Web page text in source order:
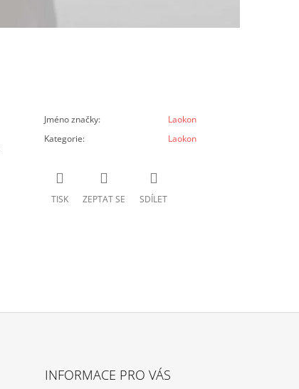
Jméno značky:
Laokon
Kategorie: Laokon
TISK ZEPTAT SE SDÍLET
INFORMACE PRO VÁS